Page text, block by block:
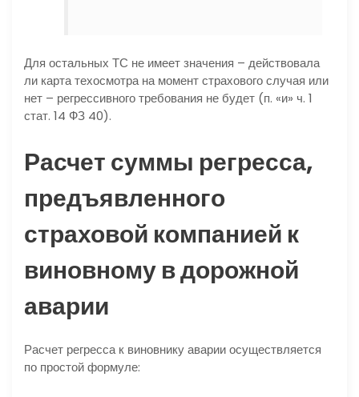
Для остальных ТС не имеет значения – действовала
ли карта техосмотра на момент страхового случая или
нет – регрессивного требования не будет (п. «и» ч. 1
стат. 14 ФЗ 40).
Расчет суммы регресса,
предъявленного
страховой компанией к
виновному в дорожной
аварии
Расчет регресса к виновнику аварии осуществляется
по простой формуле: